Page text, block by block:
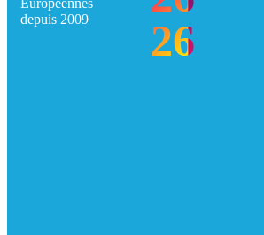
Européennes
depuis 2009
26